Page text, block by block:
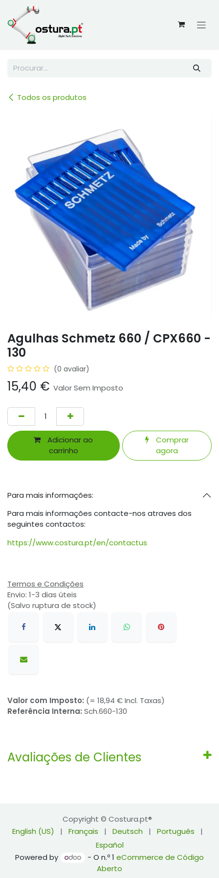
Skip to Content
Todos os produtos
Agulhas Schmetz 660 / CPX660 -
130
(0 avaliar)
15,40 € Valor Sem Imposto
Adicionar ao
carrinho
Comprar
agora
Para mais informações:
Para mais informações contacte-nos atraves dos
seguintes contactos:
https://www.costura.pt/en/contactus
Termos e Condições
Envio: 1-3 dias úteis
(Salvo ruptura de stock)
Valor com Imposto: (= 18,94 € Incl. Taxas)
Referência Interna: Sch.660-130
Avaliações de Clientes
Copyright © Costura.pt®
English (US)
| Français | Deutsch | Português
|
Español
Powered by
- O n.º 1 eCommerce de Código
Aberto